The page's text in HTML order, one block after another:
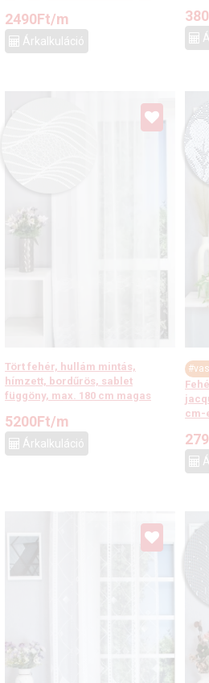
2490Ft/m
Árkalkuláció
Tört fehér, hullám mintás,
hímzett, bordűrös, sablet
függöny, max. 180 cm magas
5200Ft/m
Árkalkuláció
cm-